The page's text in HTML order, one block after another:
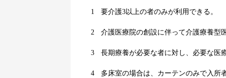
1 要介護3以上の者のみが利用できる。
2 介護医療院の創設に伴って介護療養型
3 長期療養が必要な者に対し、必要な医
4
多床室の場合は、カーテンのみで入所